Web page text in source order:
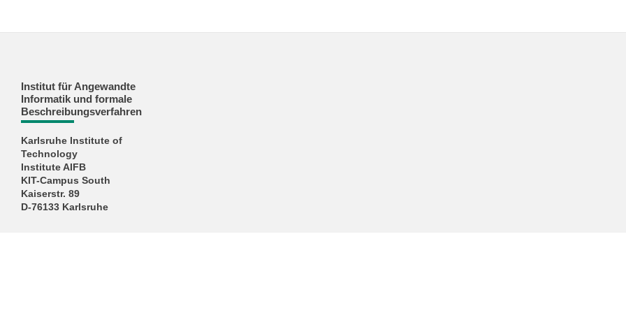
Institut für Angewandte
Informatik und formale
Beschreibungsverfahren
Karlsruhe Institute of
Technology
Institute AIFB
KIT-Campus South
Kaiserstr. 89
D-76133 Karlsruhe